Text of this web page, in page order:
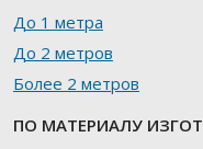
До 1 метра
До 2 метров
Более 2 метров
ПО МАТЕРИАЛУ